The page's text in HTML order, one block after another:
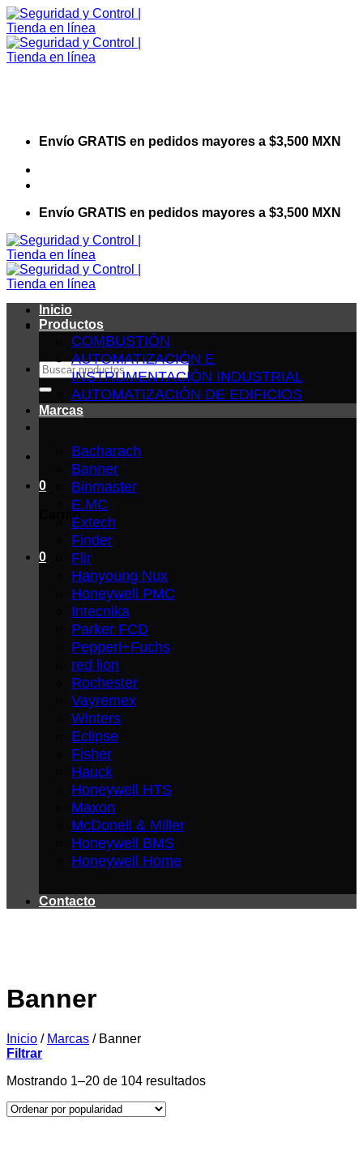
Saltar
al
contenido
Envío GRATIS en pedidos mayores a $3,500 MXN
Envío GRATIS en pedidos mayores a $3,500 MXN
Buscar
por:
0
Carrito
0
Inicio
Productos
COMBUSTIÓN
AUTOMATIZACIÓN E
INSTRUMENTACIÓN INDUSTRIAL
AUTOMATIZACIÓN DE EDIFICIOS
Marcas
Bacharach
Banner
Binmaster
E.MC
Extech
Finder
Flir
Hanyoung Nux
Honeywell PMC
Intecnika
Parker FCD
Pepperl+Fuchs
red lion
Rochester
Vayremex
Winters
Eclipse
Fisher
Hauck
Honeywell HTS
Maxon
McDonell & Miller
Honeywell BMS
Honeywell Home
Contacto
Banner
Inicio / Marcas /Banner
Filtrar
Mostrando 1–20 de 104 resultados